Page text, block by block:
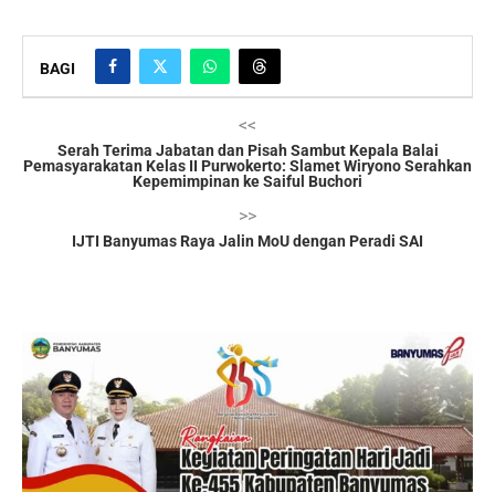
BAGI
<<
Serah Terima Jabatan dan Pisah Sambut Kepala Balai
Pemasyarakatan Kelas II Purwokerto: Slamet Wiryono Serahkan
Kepemimpinan ke Saiful Buchori
>>
IJTI Banyumas Raya Jalin MoU dengan Peradi SAI